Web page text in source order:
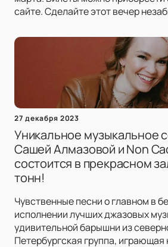
сайте. Сделайте этот вечер
27 декабря 2023
Уникальное музыкальное
Сашей Алмазовой и Non
состоится в прекрасном
тонн!
Чувственные песни о главном в
исполнении лучших джазовых
удивительной барышни из
Петербургская группа, играющая